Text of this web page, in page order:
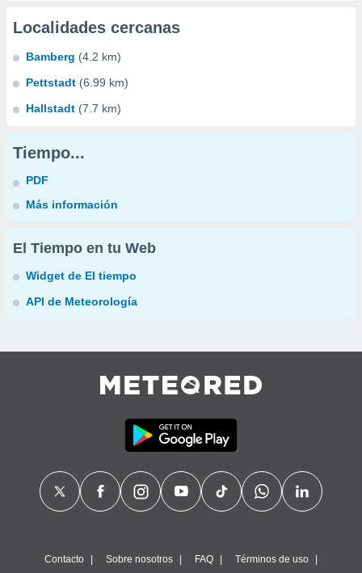
Localidades cercanas
Bamberg (4.2 km)
Pettstadt (6.99 km)
Hallstadt (7.7 km)
Tiempo...
PDF
Más información
El Tiempo en tu Web
Widget de El tiempo
API de Meteorología
Contacto Sobre nosotros FAQ Términos de uso